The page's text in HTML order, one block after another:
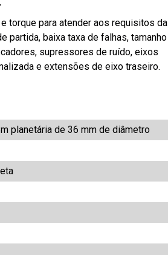
torque para atender aos requisitos da
partida, baixa taxa de falhas, tamanho
supressores de ruído, eixos
e extensões de eixo traseiro.
planetária de 36 mm de diâmetro